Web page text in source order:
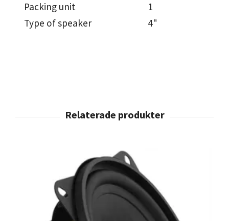
Packing unit
1
Type of speaker
4"